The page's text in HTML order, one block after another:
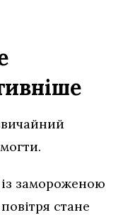
замороженою
стане